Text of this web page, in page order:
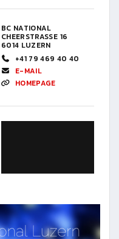
BC NATIONAL
CHEERSTRASSE 16
6014 LUZERN
+41 79 469 40 40
E-MAIL
HOMEPAGE